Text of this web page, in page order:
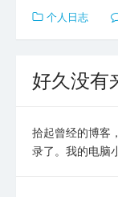
个人日志
好久没有
拾起曾经的博客
录了。我的电脑